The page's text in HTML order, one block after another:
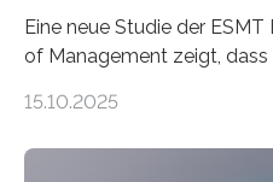
Eine neue Studie der
of Management zeigt,
häufiger zu
15.10.2025